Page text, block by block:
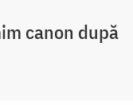
canon după